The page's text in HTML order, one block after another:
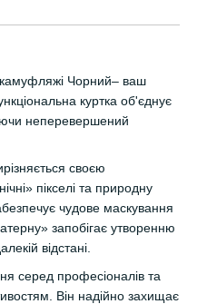
камуфляжі Чорний– ваш
куртка об'єднує
неперевершений
своєю
пікселі та природну
чудове маскування
запобігає утворенню
відстані.
серед професіоналів та
Він надійно захищає